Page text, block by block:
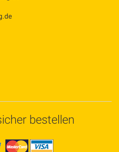
bestellen